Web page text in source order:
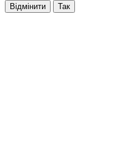
Відмінити Так